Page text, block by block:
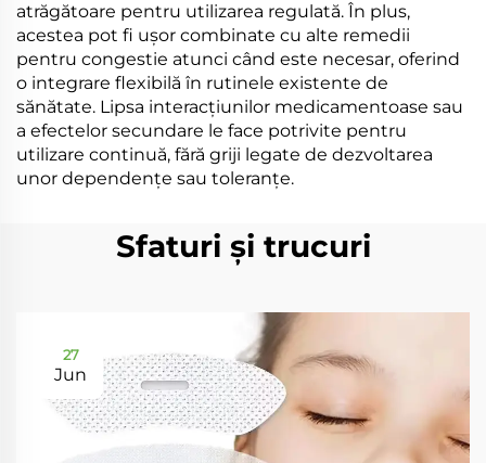
atrăgătoare pentru utilizarea regulată. În plus,
acestea pot fi ușor combinate cu alte remedii
pentru congestie atunci când este necesar, oferind
o integrare flexibilă în rutinele existente de
sănătate. Lipsa interacțiunilor medicamentoase sau
a efectelor secundare le face potrivite pentru
utilizare continuă, fără griji legate de dezvoltarea
unor dependențe sau toleranțe.
Sfaturi și trucuri
27
Jun